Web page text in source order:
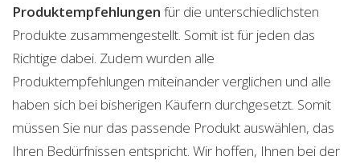
Produktempfehlungen für die unterschiedlichsten
Produkte zusammengestellt. Somit ist für jeden das
Richtige dabei. Zudem wurden alle
Produktempfehlungen miteinander verglichen und alle
haben sich bei bisherigen Käufern durchgesetzt. Somit
müssen Sie nur das passende Produkt auswählen, das
Ihren Bedürfnissen entspricht. Wir hoffen, Ihnen bei der